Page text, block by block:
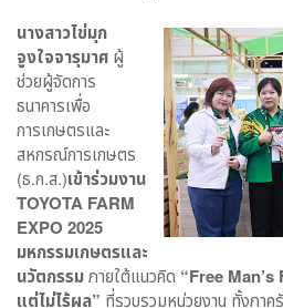
นางสาวไข่มุก
จูงใจจารุมาศ ผู้
ช่วยผู้จัดการ
ธนาคารเพื่อ
การเกษตรและ
สหกรณ์การเกษตร
(ธ.ก.ส.)เข้าร่วมงาน
TOYOTA FARM
EXPO 2025
มหกรรมเกษตรและ
นวัตกรรมภายใต้แนวคิด “Free Man’s
แต่ไม่ไร้ผล” ที่รวบรวมหน่วยงาน ทั้งภาค